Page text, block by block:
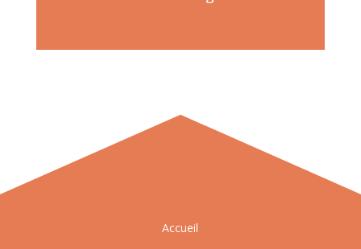
Accueil